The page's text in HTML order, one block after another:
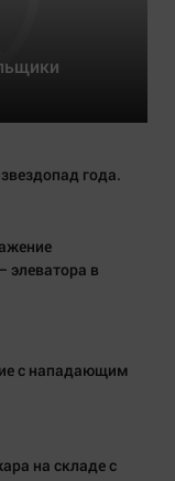
года.
элеватора в
с нападающим
на складе с